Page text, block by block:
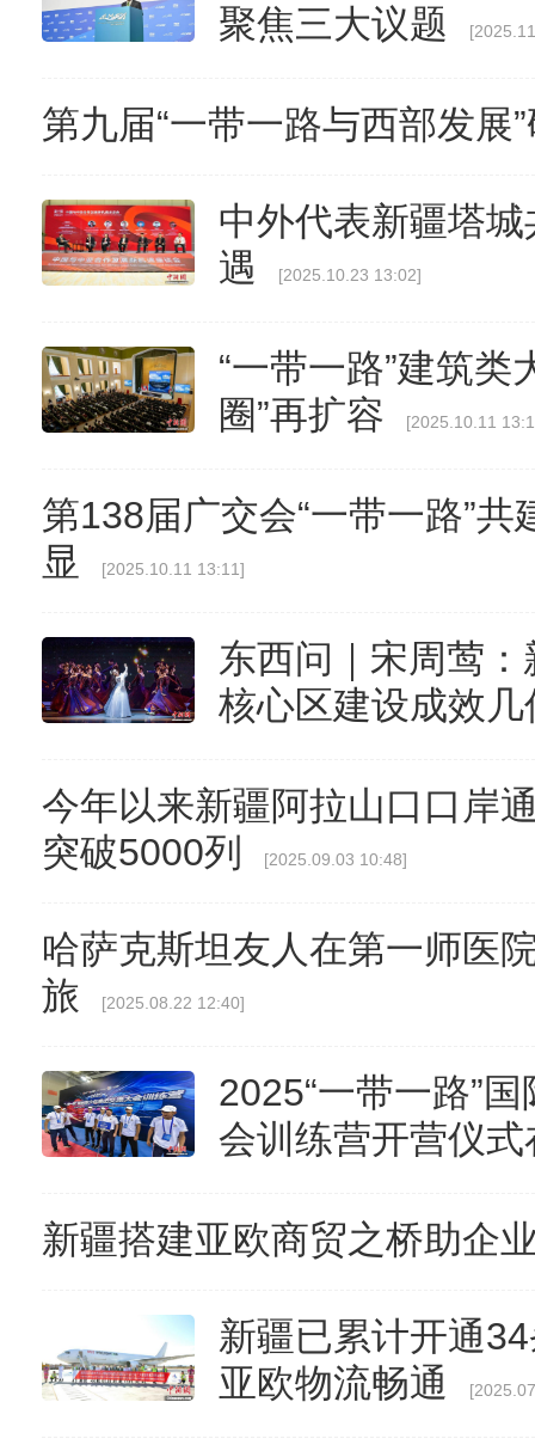
聚焦三大议题
第九届“一带一路与西部发展
中外代表新疆塔
遇
[2025.10.23 13:02]
“一带一路”建筑类
圈”再扩容
[2025.10.11
第138届广交会“一带一路”
显
[2025.10.11 13:11]
东西问｜宋周莺
核心区建设成效几
今年以来新疆阿拉山口口岸
突破5000列
[2025.09.03 10:48]
哈萨克斯坦友人在第一师医
旅
[2025.08.22 12:40]
2025“一带一路”
会训练营开营仪
新疆搭建亚欧商贸之桥助企
新疆已累计开通
亚欧物流畅通